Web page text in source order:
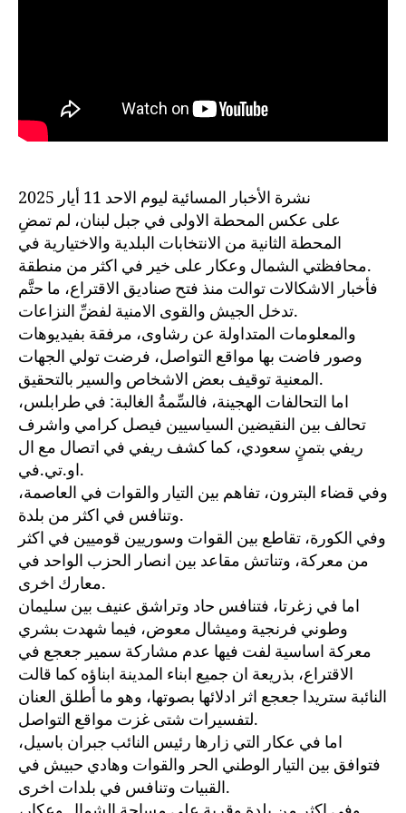
نشرة الأخبار المسائية ليوم الاحد 11 أيار 2025
على عكس المحطة الاولى في جبل لبنان، لم تمضِ
المحطة الثانية من الانتخابات البلدية والاختيارية في
محافظتي الشمال وعكار على خير في اكثر من منطقة.
فأخبار الاشكالات توالت منذ فتح صناديق الاقتراع، ما حتَّم
تدخل الجيش والقوى الامنية لفضِّ النزاعات.
والمعلومات المتداولة عن رشاوى، مرفقة بفيديوهات
وصور فاضت بها مواقع التواصل، فرضت تولي الجهات
المعنية توقيف بعض الاشخاص والسير بالتحقيق.
اما التحالفات الهجينة، فالسِّمةُ الغالبة: في طرابلس،
تحالف بين النقيضين السياسيين فيصل كرامي واشرف
ريفي بتمنٍ سعودي، كما كشف ريفي في اتصال مع ال
او.تي.في.
وفي قضاء البترون، تفاهم بين التيار والقوات في العاصمة،
وتنافس في اكثر من بلدة.
وفي الكورة، تقاطع بين القوات وسوريين قوميين في اكثر
من معركة، وتناتش مقاعد بين انصار الحزب الواحد في
معارك اخرى.
اما في زغرتا، فتنافس حاد وتراشق عنيف بين سليمان
وطوني فرنجية وميشال معوض، فيما شهدت بشري
معركة اساسية لفت فيها عدم مشاركة سمير جعجع في
الاقتراع، بذريعة ان جميع ابناء المدينة ابناؤه كما قالت
النائبة ستريدا جعجع اثر ادلائها بصوتها، وهو ما أطلق العنان
لتفسيرات شتى غزت مواقع التواصل.
اما في عكار التي زارها رئيس النائب جبران باسيل،
فتوافق بين التيار الوطني الحر والقوات وهادي حبيش في
القبيات وتنافس في بلدات اخرى.